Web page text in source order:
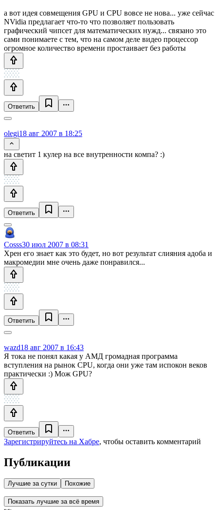
а вот идея совмещения GPU и CPU вовсе не нова... уже сейчас
NVidia предлагает что-то что позволяет пользовать
графический чипсет для математических нужд... связано это
сами понимаете с тем, что на самом деле видео процессор
огромное количество времени простаивает без работы
Ответить
olegi18 авг 2007 в 18:25
на светит 1 кулер на все внутренности компа? :)
Ответить
Cosss30 июл 2007 в 08:31
Хрен его знает как это будет, но вот результат слияния адоба и
макромедии мне очень даже понравился...
Ответить
wazd18 авг 2007 в 16:43
Я тока не понял какая у АМД громадная программа
вступления на рынок CPU, когда они уже там испокон веков
практически :) Мож GPU?
Ответить
Зарегистрируйтесь на Хабре, чтобы оставить комментарий
Публикации
Лучшие за сутки Похожие
Показать лучшие за всё время